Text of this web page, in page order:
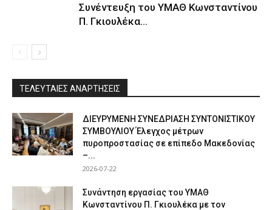
Συνέντευξη του ΥΜΑΘ Κωνσταντίνου
Π. Γκιουλέκα...
ΤΕΛΕΥΤΑΙΕΣ ΑΝΑΡΤΗΣΕΙΣ
ΔΙΕΥΡΥΜΕΝΗ ΣΥΝΕΔΡΙΑΣΗ ΣΥΝΤΟΝΙΣΤΙΚΟΥ
ΣΥΜΒΟΥΛΙΟΥ Έλεγχος μέτρων
πυροπροστασίας σε επίπεδο Μακεδονίας
–...
2026-07-22
Συνάντηση εργασίας του ΥΜΑΘ
Κωνσταντίνου Π. Γκιουλέκα με τον